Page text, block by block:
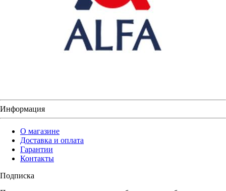
Информация
О магазине
Доставка и оплата
Гарантии
Контакты
Подписка